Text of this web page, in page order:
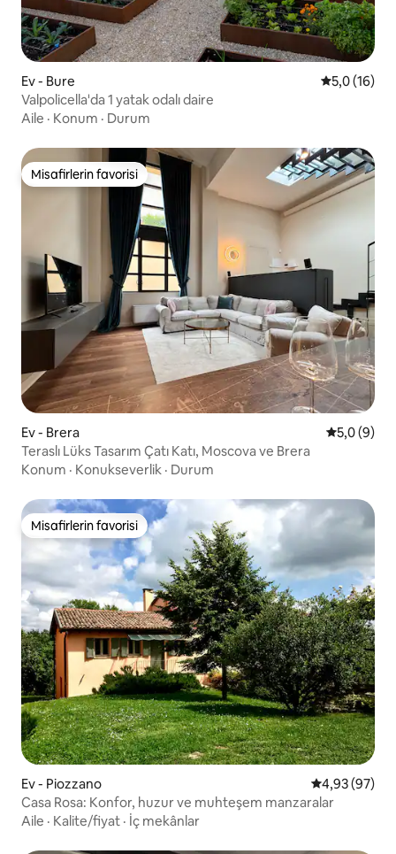
Ev - Bure 55,0 (16)
Valpolicella'da 1 yatak odalı daire
Aile · Konum · Durum
Misafirlerin favorisi
Misafirlerin favorisi
Ev - Brera 55,0 (9)
Teraslı Lüks Tasarım Çatı Katı, Moscova ve Brera
Konum · Konukseverlik · Durum
Misafirlerin favorisi
Misafirlerin favorisi
Ev - Piozzano 5 üzerinden
4,93 (97)
Casa Rosa: Konfor, huzur ve muhteşem manzaralar
Aile · Kalite/fiyat · İç mekânlar